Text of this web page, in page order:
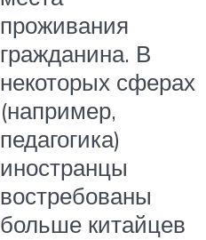
проживания
гражданина. В
некоторых сферах
(например,
педагогика)
иностранцы
востребованы
больше китайцев